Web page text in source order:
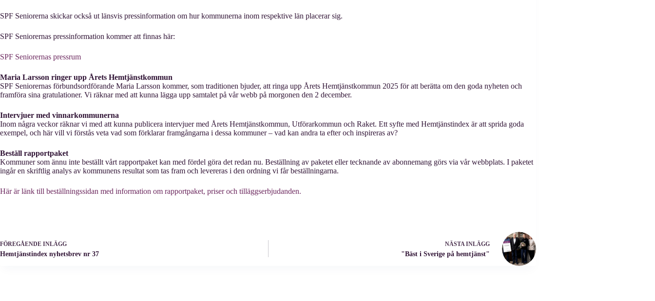
SPF Seniorerna skickar också ut länsvis pressinformation om hur kommunerna inom respektive län placerar sig.
SPF Seniorernas pressinformation kommer att finnas här:
SPF Seniorernas pressrum
Maria Larsson ringer upp Årets Hemtjänstkommun
SPF Seniorernas förbundsordförande Maria Larsson kommer, som traditionen bjuder, att ringa upp Årets Hemtjänstkommun 2025 för att berätta om den goda nyheten och
framföra sina gratulationer. Vi räknar med att kunna lägga upp samtalet på vår webb på morgonen den 2 december.
Intervjuer med vinnarkommunerna
Inom några veckor räknar vi med att kunna publicera intervjuer med Årets Hemtjänstkommun, Utförarkommun och Raket. Ett syfte med Hemtjänstindex är att sprida goda
exempel, och här vill vi förstås veta vad som förklarar framgångarna i dessa kommuner – vad kan andra ta efter och inspireras av?
Beställ rapportpaket
Kommuner som ännu inte beställt vårt rapportpaket kan med fördel göra det redan nu. Beställning av paketet eller tecknande av abonnemang görs via vår webbplats. I paketet
ingår en skriftlig analys av kommunens resultat som tas fram och levereras i den ordning vi får beställningarna.
Här är länk till beställningssidan med information om rapportpaket, priser och tilläggserbjudanden.
FÖREGÅENDE INLÄGG
Hemtjänstindex nyhetsbrev nr 37
NÄSTAINLÄGG
"Bäst i Sverige på hemtjänst"